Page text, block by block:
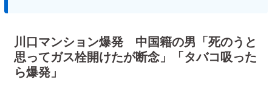
川口マンション爆発 中国籍の男「死のうと
思ってガス栓開けたが断念」「タバコ吸った
ら爆発」